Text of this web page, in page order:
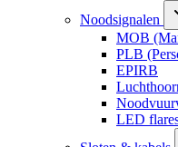
Noodsignalen
MOB
PLB
EPIRB
LED